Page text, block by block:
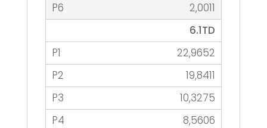
2,0011
6.1TD
22,9652
19,8411
10,3275
8,5606